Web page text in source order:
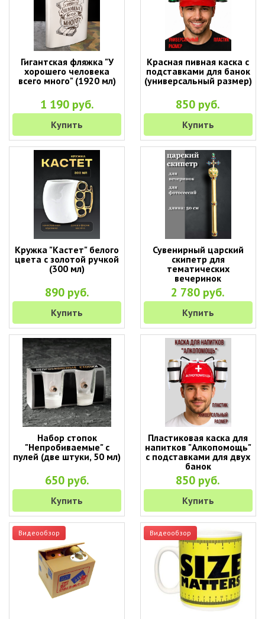
Гигантская фляжка "У
хорошего человека
всего много" (1920 мл)
1 190 руб.
Купить
Красная пивная каска с
подставками для банок
(универсальный размер)
850 руб.
Купить
Кружка "Кастет" белого
цвета с золотой ручкой
(300 мл)
890 руб.
Купить
Сувенирный царский
скипетр для
тематических
вечеринок
2 780 руб.
Купить
Набор стопок
"Непробиваемые" с
пулей (две штуки, 50 мл)
650 руб.
Купить
Пластиковая каска для
напитков "Алкопомощь"
с подставками для двух
банок
850 руб.
Купить
Видеообзор Видеообзор